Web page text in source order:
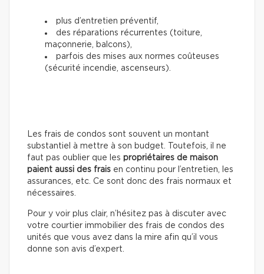
plus d’entretien préventif,
des réparations récurrentes (toiture,
maçonnerie, balcons),
parfois des mises aux normes coûteuses
(sécurité incendie, ascenseurs).
Les frais de condos sont souvent un montant
substantiel à mettre à son budget. Toutefois, il ne
faut pas oublier que les propriétaires de maison
paient aussi des frais en continu pour l’entretien, les
assurances, etc. Ce sont donc des frais normaux et
nécessaires.
Pour y voir plus clair, n’hésitez pas à discuter avec
votre courtier immobilier des frais de condos des
unités que vous avez dans la mire afin qu’il vous
donne son avis d’expert.